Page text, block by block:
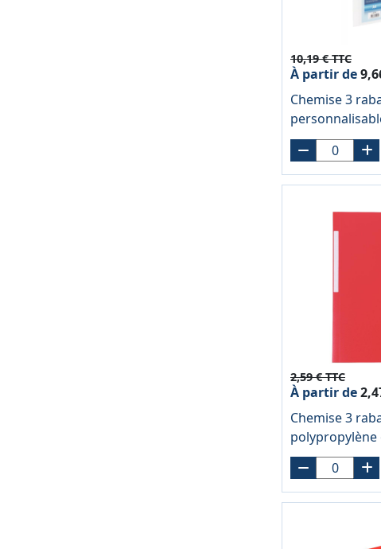
10,19 € TTC
À partir de
Chemise 3
polypropylène
2,59 € TTC
À partir de
Chemise 3
polypropylène
rouge